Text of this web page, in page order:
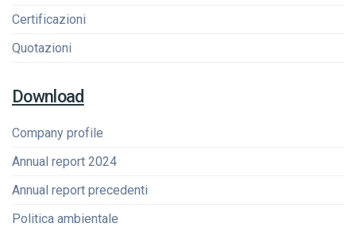
Certificazioni
Quotazioni
Download
Company profile
Annual report 2024
Annual report precedenti
Politica ambientale